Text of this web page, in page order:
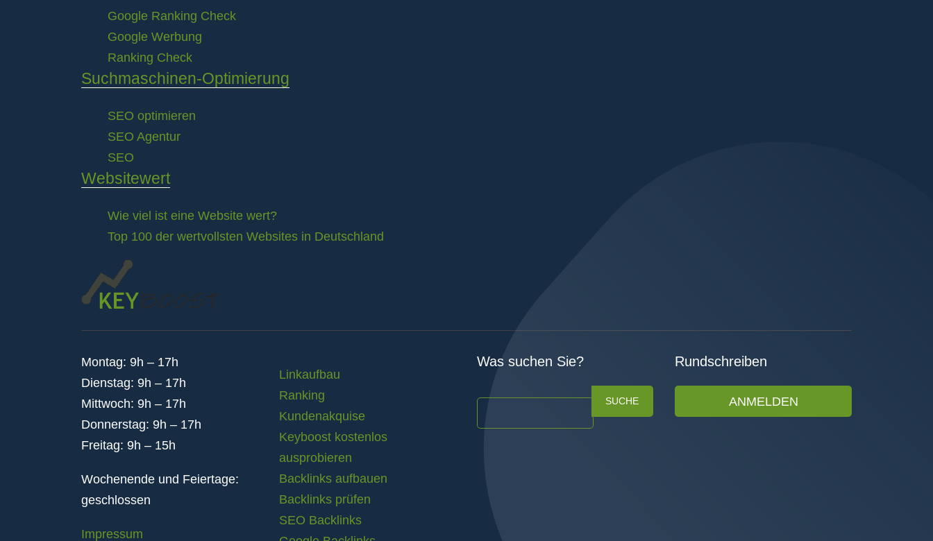
Google Ranking Check
Google Werbung
Ranking Check
Suchmaschinen-Optimierung
SEO optimieren
SEO Agentur
SEO
Websitewert
Wie viel ist eine Website wert?
Top 100 der wertvollsten Websites in Deutschland
Montag: 9h – 17h
Dienstag: 9h – 17h
Mittwoch: 9h – 17h
Donnerstag: 9h – 17h
Freitag: 9h – 15h
Wochenende und Feiertage:
geschlossen
Impressum
Linkaufbau
Ranking
Kundenakquise
Keyboost kostenlos
ausprobieren
Backlinks aufbauen
Backlinks prüfen
SEO Backlinks
Was suchen Sie?
SUCHE
Rundschreiben
ANMELDEN